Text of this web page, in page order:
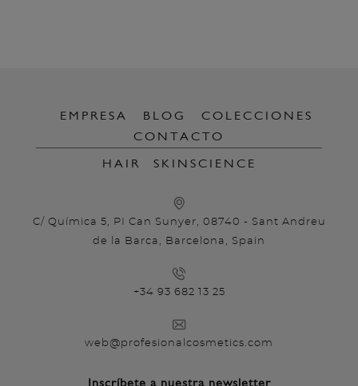
EMPRESA BLOG
COLECCIONES
CONTACTO
HAIR SKINSCIENCE
C/ Química 5, PI Can Sunyer, 08740 - Sant Andreu
de la Barca, Barcelona, Spain
+34 93 682 13 25
web@profesionalcosmetics.com